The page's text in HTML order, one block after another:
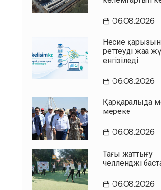
06.08.2026
Несие қарызын
реттеудің жаңа
енгізіледі
06.08.2026
Қарқаралыда
мереке
06.08.2026
Таңғы жаттығу
челленджі
06.08.2026